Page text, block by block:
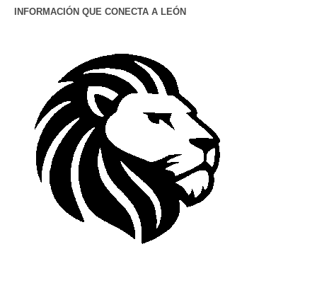
INFORMACIÓN QUE CONECTA A LEÓN